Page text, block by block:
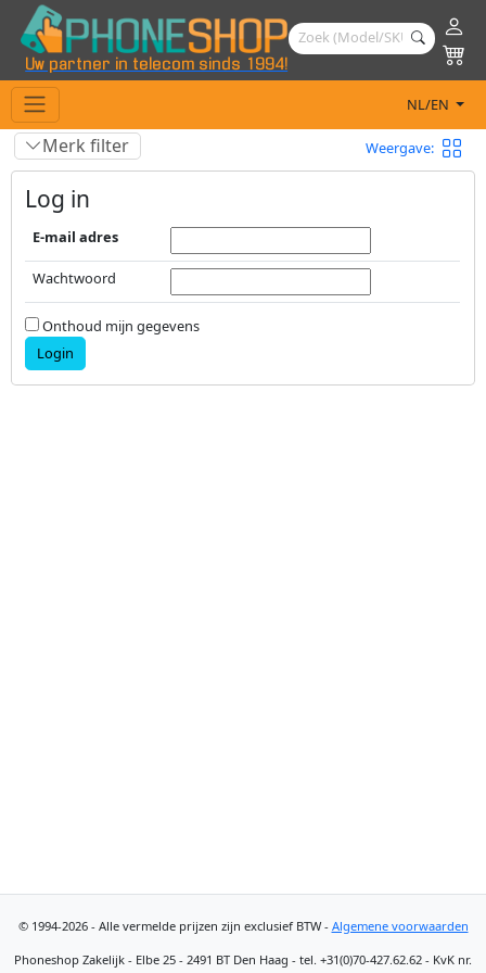
Uw partner in telecom sinds 1994!
NL/EN
Merk filter Weergave:
Log in
E-mail adres
Wachtwoord
Onthoud mijn gegevens
Login
© 1994-2026 - Alle vermelde prijzen zijn exclusief BTW - Algemene voorwaarden
Phoneshop Zakelijk - Elbe 25 - 2491 BT Den Haag - tel. +31(0)70-427.62.62 - KvK nr.